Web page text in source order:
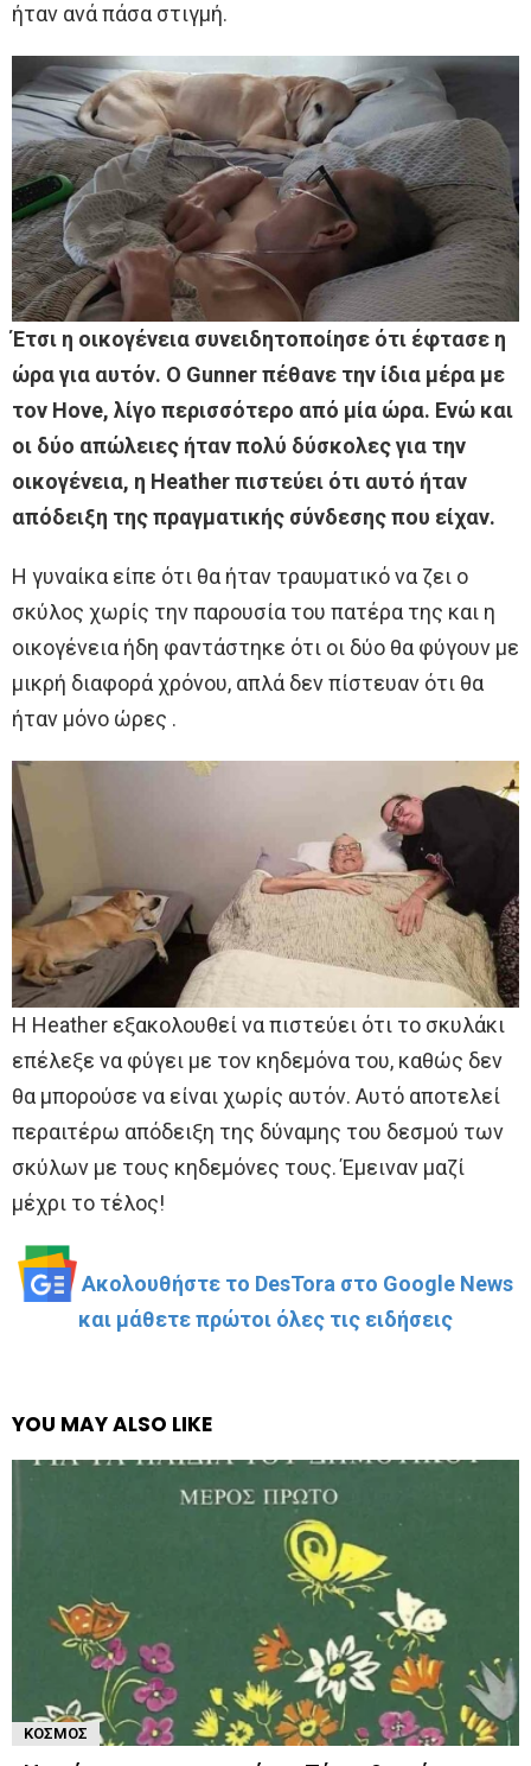
ήταν ανά πάσα στιγμή.
Έτσι η οικογένεια συνειδητοποίησε ότι έφτασε η
ώρα για αυτόν. Ο Gunner πέθανε την ίδια μέρα με
τον Hove, λίγο περισσότερο από μία ώρα. Ενώ και
οι δύο απώλειες ήταν πολύ δύσκολες για την
οικογένεια, η Heather πιστεύει ότι αυτό ήταν
απόδειξη της πραγματικής σύνδεσης που είχαν.
Η γυναίκα είπε ότι θα ήταν τραυματικό να ζει ο
σκύλος χωρίς την παρουσία του πατέρα της και η
οικογένεια ήδη φαντάστηκε ότι οι δύο θα φύγουν με
μικρή διαφορά χρόνου, απλά δεν πίστευαν ότι θα
ήταν μόνο ώρες .
Η Heather εξακολουθεί να πιστεύει ότι το σκυλάκι
επέλεξε να φύγει με τον κηδεμόνα του, καθώς δεν
θα μπορούσε να είναι χωρίς αυτόν. Αυτό αποτελεί
περαιτέρω απόδειξη της δύναμης του δεσμού των
σκύλων με τους κηδεμόνες τους. Έμειναν μαζί
μέχρι το τέλος!
Ακολουθήστε το DesTora στο Google News
και μάθετε πρώτοι όλες τις ειδήσεις
YOU MAY ALSO LIKE
ΚΌΣΜΟΣ